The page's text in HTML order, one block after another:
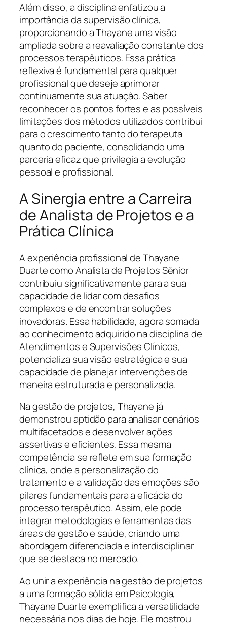
Além disso, a disciplina enfatizou a
importância da supervisão clínica,
proporcionando a Thayane uma visão
ampliada sobre a reavaliação constante dos
processos terapêuticos. Essa prática
reflexiva é fundamental para qualquer
profissional que deseje aprimorar
continuamente sua atuação. Saber
reconhecer os pontos fortes e as possíveis
limitações dos métodos utilizados contribui
para o crescimento tanto do terapeuta
quanto do paciente, consolidando uma
parceria eficaz que privilegia a evolução
pessoal e profissional.
A Sinergia entre a Carreira
de Analista de Projetos e a
Prática Clínica
A experiência profissional de Thayane
Duarte como Analista de Projetos Sênior
contribuiu significativamente para a sua
capacidade de lidar com desafios
complexos e de encontrar soluções
inovadoras. Essa habilidade, agora somada
ao conhecimento adquirido na disciplina de
Atendimentos e Supervisões Clínicos,
potencializa sua visão estratégica e sua
capacidade de planejar intervenções de
maneira estruturada e personalizada.
Na gestão de projetos, Thayane já
demonstrou aptidão para analisar cenários
multifacetados e desenvolver ações
assertivas e eficientes. Essa mesma
competência se reflete em sua formação
clínica, onde a personalização do
tratamento e a validação das emoções são
pilares fundamentais para a eficácia do
processo terapêutico. Assim, ele pode
integrar metodologias e ferramentas das
áreas de gestão e saúde, criando uma
abordagem diferenciada e interdisciplinar
que se destaca no mercado.
Ao unir a experiência na gestão de projetos
a uma formação sólida em Psicologia,
Thayane Duarte exemplifica a versatilidade
necessária nos dias de hoje. Ele mostrou